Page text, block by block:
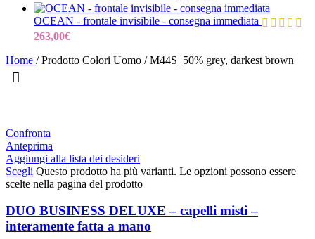
OCEAN - frontale invisibile - consegna immediata
263,00€
Home / Prodotto Colori Uomo / M44S_50% grey, darkest brown
Confronta
Anteprima
Aggiungi alla lista dei desideri
Scegli Questo prodotto ha più varianti. Le opzioni possono essere
scelte nella pagina del prodotto
DUO BUSINESS DELUXE – capelli misti –
interamente fatta a mano